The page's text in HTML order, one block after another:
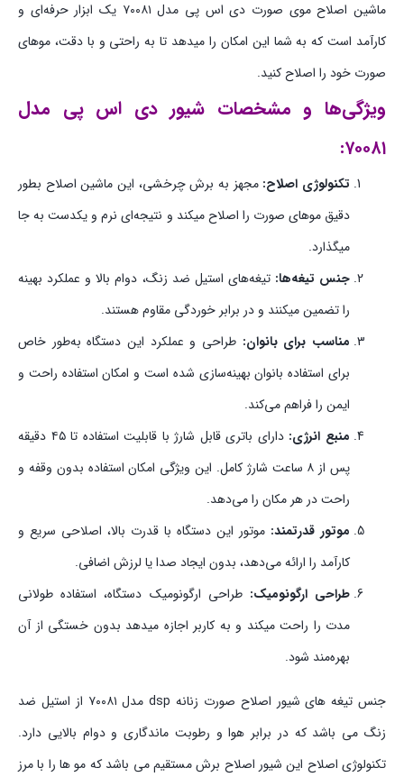
ماشین اصلاح موی صورت دی اس پی مدل ۷۰۰۸۱ یک ابزار حرفه‌ای و
کارآمد است که به شما این امکان را میدهد تا به راحتی و با دقت، موهای
صورت خود را اصلاح کنید.
ویژگی‌ها و مشخصات شیور دی اس پی مدل
۷۰۰۸۱:
تکنولوژی اصلاح: مجهز به برش چرخشی، این ماشین اصلاح بطور
دقیق موهای صورت را اصلاح میکند و نتیجه‌ای نرم و یکدست به جا
میگذارد.
جنس تیغه‌ها: تیغه‌های استیل ضد زنگ، دوام بالا و عملکرد بهینه
را تضمین میکنند و در برابر خوردگی مقاوم هستند.
مناسب برای بانوان: طراحی و عملکرد این دستگاه به‌طور خاص
برای استفاده بانوان بهینه‌سازی شده است و امکان استفاده راحت و
ایمن را فراهم می‌کند.
منبع انرژی:
دارای باتری قابل شارژ با قابلیت استفاده تا ۴۵ دقیقه
پس از ۸ ساعت شارژ کامل. این ویژگی امکان استفاده بدون وقفه و
راحت در هر مکان را می‌دهد.
موتور قدرتمند: موتور این دستگاه با قدرت بالا، اصلاحی سریع و
کارآمد را ارائه می‌دهد، بدون ایجاد صدا یا لرزش اضافی.
طراحی ارگونومیک: طراحی ارگونومیک دستگاه، استفاده طولانی‌
مدت را راحت میکند و به کاربر اجازه میدهد بدون خستگی از آن
بهره‌مند شود.
جنس تیغه های شیور اصلاح صورت زنانه dsp مدل ۷۰۰۸۱ از استیل ضد
زنگ می باشد که در برابر هوا و رطوبت ماندگاری و دوام بالایی دارد.
تکنولوژی اصلاح این شیور اصلاح برش مستقیم می باشد که مو ها را با مرز